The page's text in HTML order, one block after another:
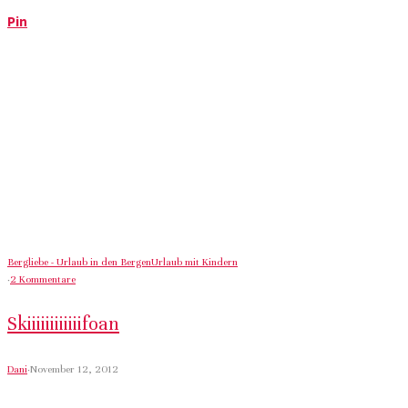
Pin
Bergliebe - Urlaub in den BergenUrlaub mit Kindern
·2 Kommentare
Skiiiiiiiiiiiifoan
Dani·November 12, 2012